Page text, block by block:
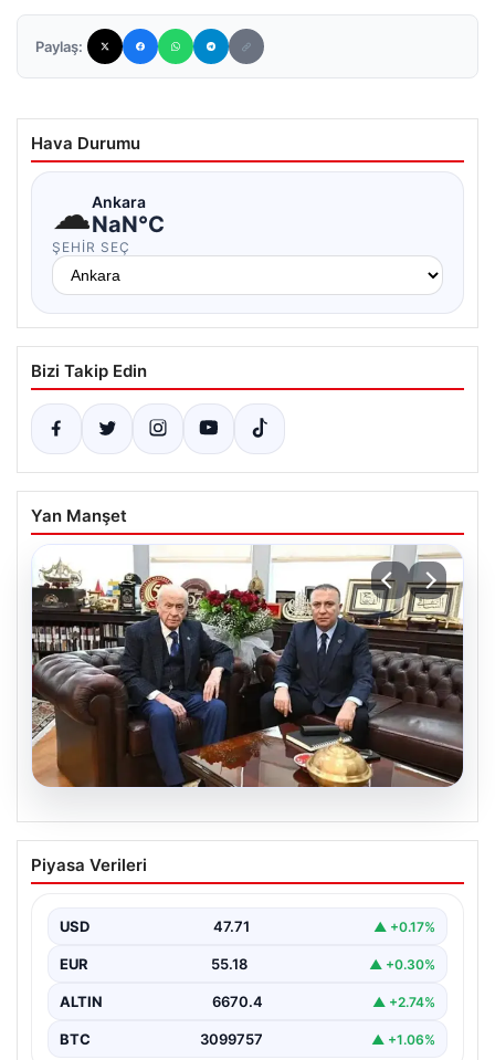
Paylaş:
Hava Durumu
☁Ankara
NaN°C
ŞEHIR SEÇ
Bizi Takip Edin
Yan Manşet
06.08.2026
‘Çerçeve Yasa’ya imza atmayan tek
MHP’li vekilden çarpıcı paylaşım
Piyasa Verileri
USD 47.71 ▲ +0.17%
EUR 55.18 ▲ +0.30%
ALTIN 6670.4 ▲ +2.74%
BTC 3099757 ▲ +1.06%